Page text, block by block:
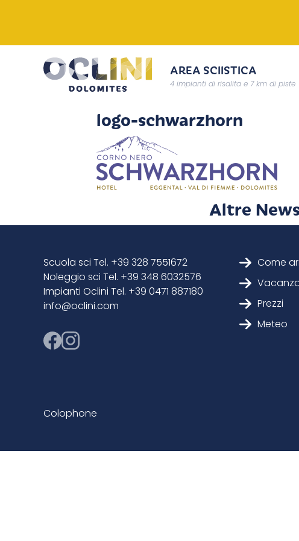
AREA SCIISTICA
4 impianti di risalita e 7 km di piste
logo-schwarzhorn
Altre
Scuola sci Tel. +39 328 7551672
Noleggio sci Tel. +39 348 6032576
Impianti Oclini Tel. +39 0471 887180
info@oclini.com
Come
Prezzi
Meteo
Colophone